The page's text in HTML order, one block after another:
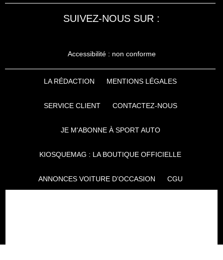
SUIVEZ-NOUS SUR :
Accessibilité : non conforme
LA RÉDACTION MENTIONS LÉGALES
SERVICE CLIENT CONTACTEZ-NOUS
JE M'ABONNE À SPORT AUTO
KIOSQUEMAG : LA BOUTIQUE OFFICIELLE
ANNONCES VOITURE D’OCCASION CGU